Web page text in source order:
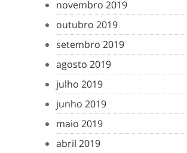
novembro 2019
outubro 2019
setembro 2019
agosto 2019
julho 2019
junho 2019
maio 2019
abril 2019